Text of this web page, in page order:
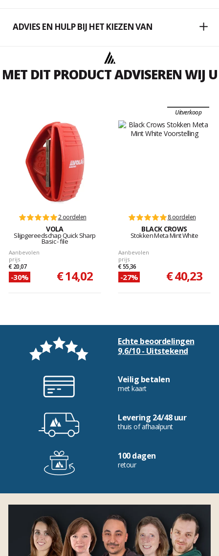
ADVIES EN HULP BIJ HET KIEZEN VAN
MET DIT PRODUCT ADVISEREN WIJ U
2 oordelen
VOLA
Slijpgereedschap Quick Sharp
Basic - file
Aanbevolen
prijs
€ 20,07
-30% € 14,02
Uitverkoop
8 oordelen
BLACK CROWS
Stokken Meta Mint White
Aanbevolen
prijs
€ 55,36
-27% € 40,23
Echte beoordelingen
9,6/10 - Uitstekend
Veilig betalen
met kaart
Levering 24/48 uur
thuis of afhaalpunt
100 dagen
retour